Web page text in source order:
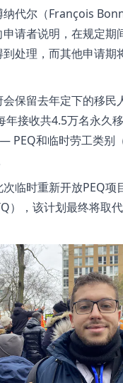
纳代尔（François
请者说明，在规定期
处理，而其他申请期
保留去年定下的移民
年接收共4.5万名永久
PEQ和临时劳工类别
临时重新开放PEQ项
），该计划最终将取